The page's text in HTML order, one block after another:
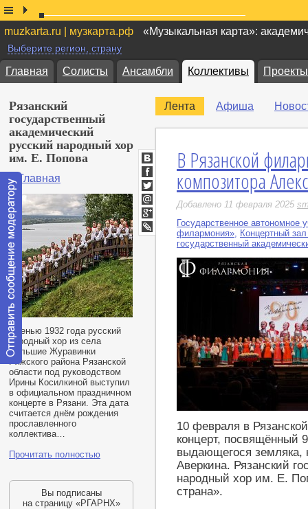
muzkarta.ru | музкарта.рф «Музыкальная карта»:
Выберите регион, страну
Главная Солисты Ансамбли Коллективы Проекты
Рязанский
государственный
академический
русский народный хор
им. Е. Попова
Главная
Осенью 1932 года русский
народный хор из села
Большие Журавинки
Ряжского района Рязанской
области под руководством
Ирины Косилкиной выступил
в официальном праздничном
концерте в Рязани. Эта дата
считается днём рождения
прославленного
коллектива…
Прочитать полностью
Вы подписаны
на страницу «РГАРНХ»
Лента Афиша
В Рязанской
композитора
Добавлено 11 февраля 2025
Государственное автономное
филармония» Концертный
государственный
10 февраля в
концерт, посвящённый
выдающегося земляка,
Аверкина. Рязанский
народный хор им. Е.
страна».
ВКонтакте
Facebook
Twitter
Мой
Мир
Google+
LiveJournal
Отправить
сообщение
модератору